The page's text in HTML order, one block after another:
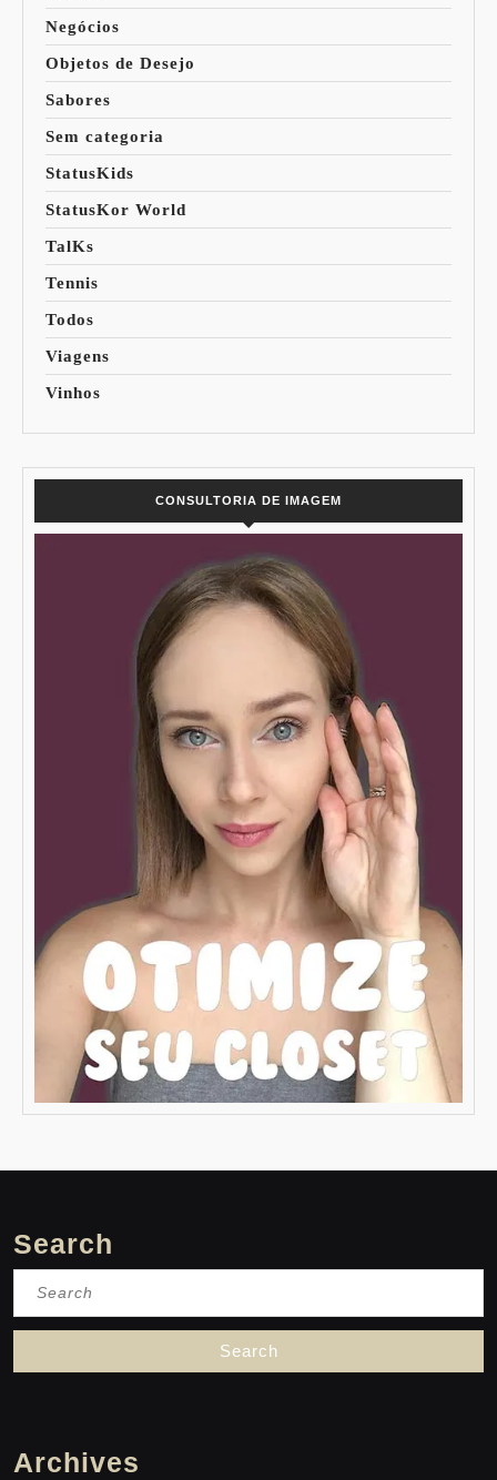
Negócios
Objetos de Desejo
Sabores
Sem categoria
StatusKids
StatusKor World
TalKs
Tennis
Todos
Viagens
Vinhos
CONSULTORIA DE IMAGEM
Search
Archives